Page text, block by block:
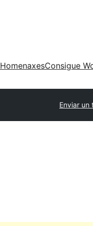
HomenaxesConsigue
Enviar un